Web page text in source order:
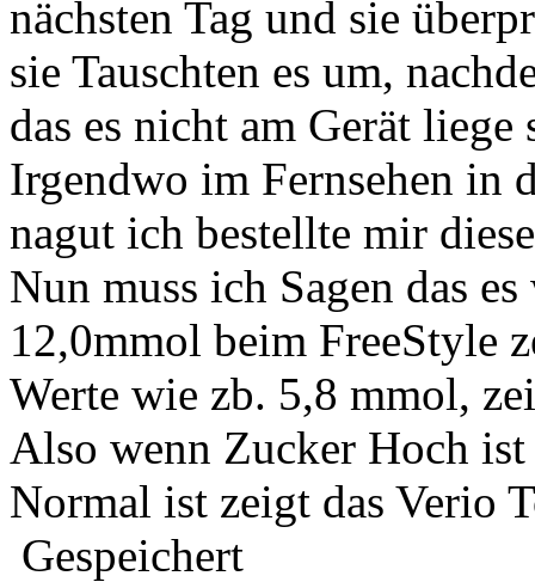
nächsten Tag und sie
sie Tauschten es um,
das es nicht am Gerät
Irgendwo im Fernsehen in
nagut ich bestellte mir
Nun muss ich Sagen das
12,0mmol beim FreeStyle
Werte wie zb. 5,8 mmol,
Also wenn Zucker Hoch
Normal ist zeigt das Verio
Gespeichert